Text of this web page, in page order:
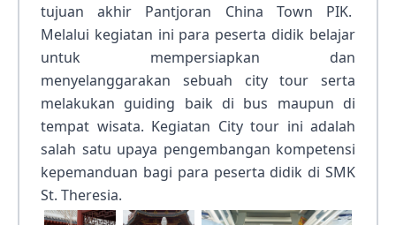
tujuan akhir Pantjoran China Town PIK.
Melalui kegiatan ini para peserta didik belajar
untuk mempersiapkan dan
menyelanggarakan sebuah city tour serta
melakukan guiding baik di bus maupun di
tempat wisata. Kegiatan City tour ini adalah
salah satu upaya pengembangan kompetensi
kepemanduan bagi para peserta didik di SMK
St. Theresia.